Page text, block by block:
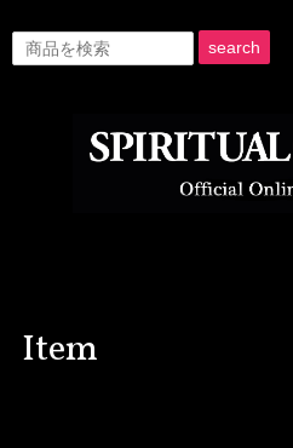
search
Item